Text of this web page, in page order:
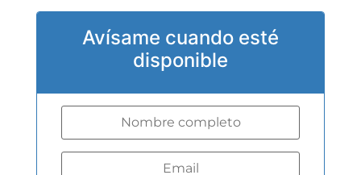
Avísame cuando esté
disponible